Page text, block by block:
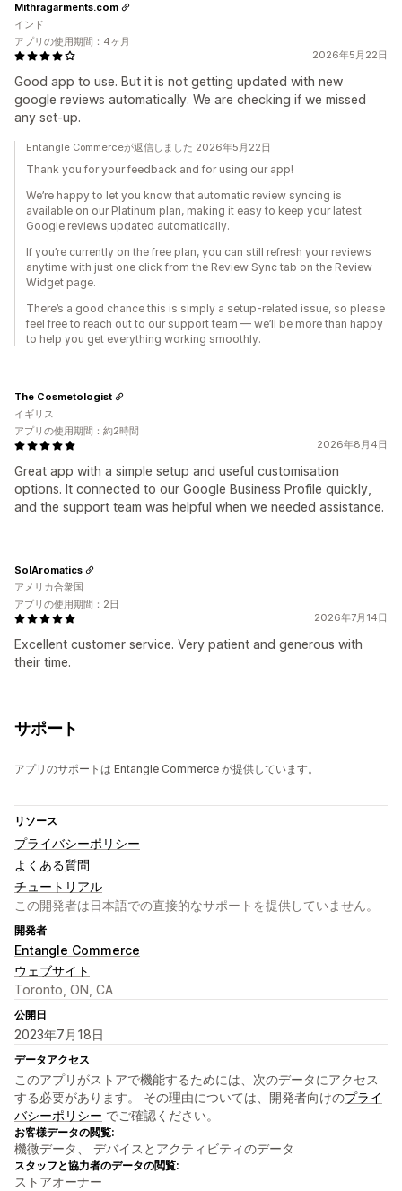
2026年5月22日
Good app to use. But it is not getting updated with new
google reviews automatically. We are checking if we missed
any set-up.
Mithragarments.com
インド
アプリの使用期間：4ヶ月
Entangle Commerceが返信しました 2026年5月22日
Thank you for your feedback and for using our app!
We’re happy to let you know that automatic review syncing is
available on our Platinum plan, making it easy to keep your latest
Google reviews updated automatically.
If you’re currently on the free plan, you can still refresh your reviews
anytime with just one click from the Review Sync tab on the Review
Widget page.
There’s a good chance this is simply a setup-related issue, so please
feel free to reach out to our support team — we’ll be more than happy
to help you get everything working smoothly.
2026年8月4日
Great app with a simple setup and useful customisation
options. It connected to our Google Business Profile quickly,
and the support team was helpful when we needed assistance.
The Cosmetologist
イギリス
アプリの使用期間：約2時間
2026年7月14日
Excellent customer service. Very patient and generous with
their time.
SolAromatics
アメリカ合衆国
アプリの使用期間：2日
サポート
アプリのサポートは Entangle Commerce が提供しています。
リソース
プライバシーポリシー
よくある質問
チュートリアル
この開発者は日本語での直接的なサポートを提供していません。
開発者
Entangle Commerce
ウェブサイト
Toronto, ON, CA
公開日
2023年7月18日
データアクセス
このアプリがストアで機能するためには、次のデータにアクセス
する必要があります。 その理由については、開発者向けのプライ
バシーポリシー でご確認ください。
お客様データの閲覧:
機微データ、 デバイスとアクティビティのデータ
スタッフと協力者のデータの閲覧:
ストアオーナー